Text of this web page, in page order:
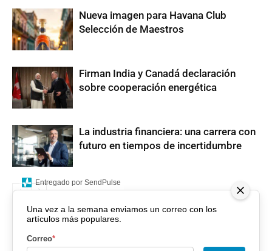
Nueva imagen para Havana Club
Selección de Maestros
Firman India y Canadá declaración
sobre cooperación energética
La industria financiera: una carrera con
futuro en tiempos de incertidumbre
Una vez a la semana enviamos un correo con los
artículos más populares.
Correo*
Entregado por SendPulse